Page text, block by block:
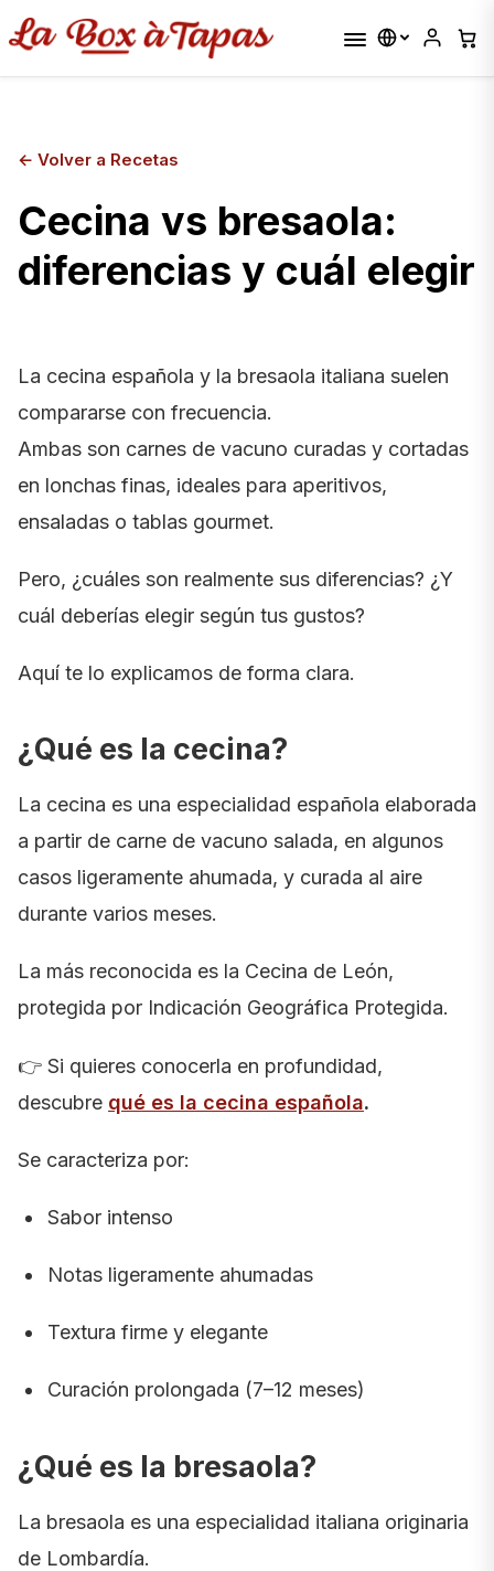
← Volver a Recetas
Cecina vs bresaola:
diferencias y cuál elegir
La cecina española y la bresaola italiana suelen
compararse con frecuencia.
Ambas son carnes de vacuno curadas y cortadas
en lonchas finas, ideales para aperitivos,
ensaladas o tablas gourmet.
Pero, ¿cuáles son realmente sus diferencias? ¿Y
cuál deberías elegir según tus gustos?
Aquí te lo explicamos de forma clara.
¿Qué es la cecina?
La cecina es una especialidad española elaborada
a partir de carne de vacuno salada, en algunos
casos ligeramente ahumada, y curada al aire
durante varios meses.
La más reconocida es la Cecina de León,
protegida por Indicación Geográfica Protegida.
👉 Si quieres conocerla en profundidad,
descubre qué es la cecina española.
Se caracteriza por:
Sabor intenso
Notas ligeramente ahumadas
Textura firme y elegante
Curación prolongada (7–12 meses)
¿Qué es la bresaola?
La bresaola es una especialidad italiana originaria
de Lombardía.